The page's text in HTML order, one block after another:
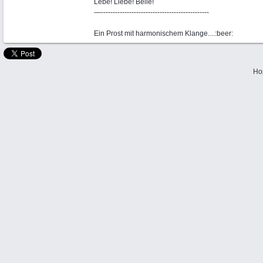
Lebe! Liebe! Belle!
—----------------------------------------------
Ein Prost mit harmonischem Klange....:beer: